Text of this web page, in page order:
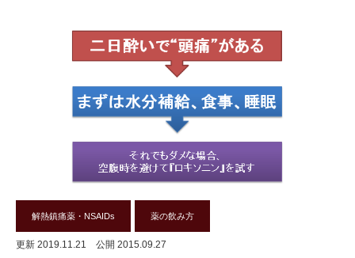
解熱鎮痛薬・NSAIDs 薬の飲み方
更新 2019.11.21 公開 2015.09.27